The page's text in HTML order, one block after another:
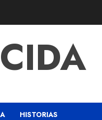
HISTORIAS